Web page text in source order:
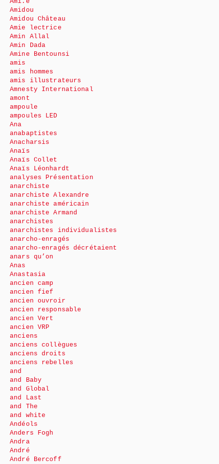
Amidou
Amidou Château
Amie lectrice
Amin Allal
Amin Dada
Amine Bentounsi
amis
amis hommes
amis illustrateurs
Amnesty International
amont
ampoule
ampoules LED
Ana
anabaptistes
Anacharsis
Anaïs
Anaïs Collet
Anaïs Léonhardt
analyses Présentation
anarchiste
anarchiste Alexandre
anarchiste américain
anarchiste Armand
anarchistes
anarchistes individualistes
anarcho-enragés
anarcho-enragés décrétaient
anars qu’on
Anas
Anastasia
ancien camp
ancien fief
ancien ouvroir
ancien responsable
ancien Vert
ancien VRP
anciens
anciens collègues
anciens droits
anciens rebelles
and
and Baby
and Global
and Last
and The
and white
Andéols
Anders Fogh
Andra
André
André Bercoff